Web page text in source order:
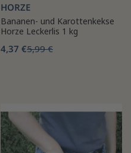
HORZE
Bananen- und Karottenkekse
Horze Leckerlis 1 kg
4,37 €5,99 €